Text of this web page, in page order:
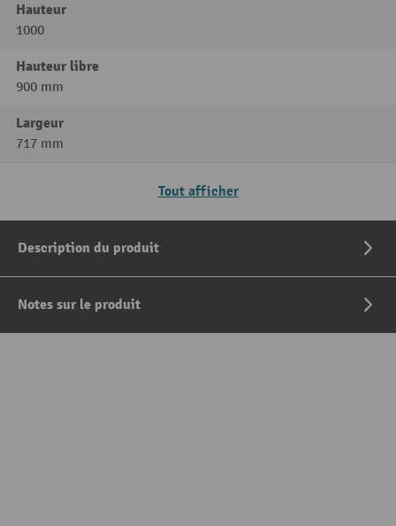
Hauteur
1000
Hauteur libre
900 mm
Largeur
717 mm
Tout afficher
Description du produit
Notes sur le produit